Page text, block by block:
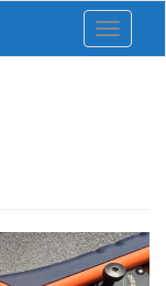
Toggle